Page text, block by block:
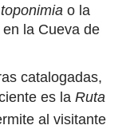
o la
la Cueva de
catalogadas,
es la Ruta
al visitante